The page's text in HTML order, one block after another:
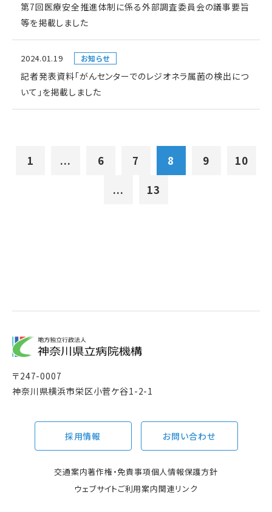
第7回医療安全推進体制に係る外部調査委員会の議事要旨
等を掲載しました
2024.01.19 お知らせ
記者発表資料「がんセンターでのレジオネラ属菌の検出につ
いて」を掲載しました
1 ... 6 7 8 9
10
...
13
〒247-0007
神奈川県横浜市栄区小菅ケ谷1-2-1
採用情報 お問い合わせ
交通案内著作権・免責事項個人情報保護方針
ウェブサイトご利用案内関連リンク